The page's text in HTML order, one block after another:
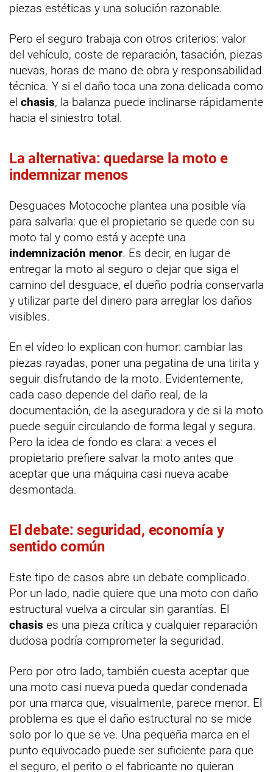
piezas estéticas y una solución razonable.
Pero el seguro trabaja con otros criterios: valor
del vehículo, coste de reparación, tasación, piezas
nuevas, horas de mano de obra y responsabilidad
técnica. Y si el daño toca una zona delicada como
el chasis, la balanza puede inclinarse rápidamente
hacia el siniestro total.
La alternativa: quedarse la moto e
indemnizar menos
Desguaces Motocoche plantea una posible vía
para salvarla: que el propietario se quede con su
moto tal y como está y acepte una
indemnización menor. Es decir, en lugar de
entregar la moto al seguro o dejar que siga el
camino del desguace, el dueño podría conservarla
y utilizar parte del dinero para arreglar los daños
visibles.
En el vídeo lo explican con humor: cambiar las
piezas rayadas, poner una pegatina de una tirita y
seguir disfrutando de la moto. Evidentemente,
cada caso depende del daño real, de la
documentación, de la aseguradora y de si la moto
puede seguir circulando de forma legal y segura.
Pero la idea de fondo es clara: a veces el
propietario prefiere salvar la moto antes que
aceptar que una máquina casi nueva acabe
desmontada.
El debate: seguridad, economía y
sentido común
Este tipo de casos abre un debate complicado.
Por un lado, nadie quiere que una moto con daño
estructural vuelva a circular sin garantías. El
chasis es una pieza crítica y cualquier reparación
dudosa podría comprometer la seguridad.
Pero por otro lado, también cuesta aceptar que
una moto casi nueva pueda quedar condenada
por una marca que, visualmente, parece menor. El
problema es que el daño estructural no se mide
solo por lo que se ve. Una pequeña marca en el
punto equivocado puede ser suficiente para que
el seguro, el perito o el fabricante no quieran